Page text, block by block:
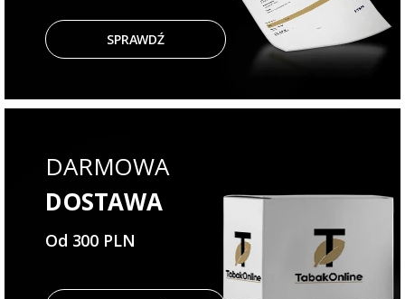
SPRAWDŹ
DARMOWA
DOSTAWA
Od 300 PLN